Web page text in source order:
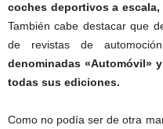
coches deportivos a
También cabe destacar que
de revistas de
denominadas «Automóvil»
todas sus ediciones.
Como no podía ser de otra